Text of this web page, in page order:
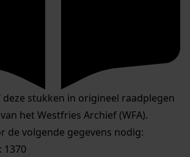
stukken in origineel raadplegen
het Westfries Archief (WFA).
de volgende gegevens nodig: